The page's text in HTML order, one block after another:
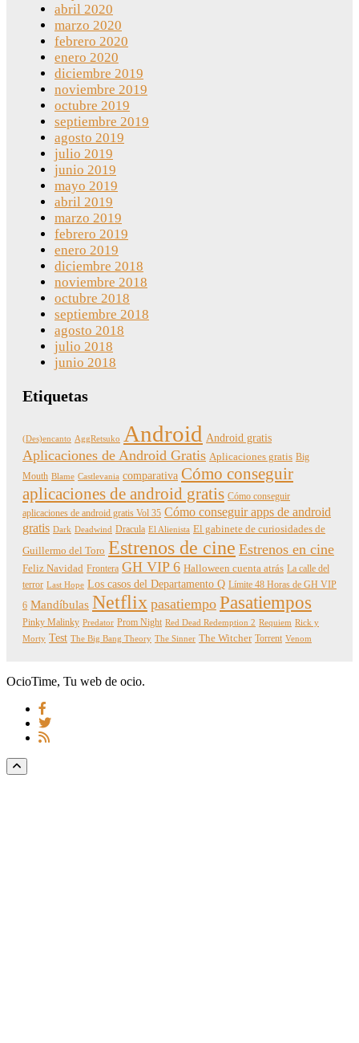
abril 2020
marzo 2020
febrero 2020
enero 2020
diciembre 2019
noviembre 2019
octubre 2019
septiembre 2019
agosto 2019
julio 2019
junio 2019
mayo 2019
abril 2019
marzo 2019
febrero 2019
enero 2019
diciembre 2018
noviembre 2018
octubre 2018
septiembre 2018
agosto 2018
julio 2018
junio 2018
Etiquetas
(Des)encanto AggRetsuko Android Android gratis
Aplicaciones de Android Gratis Aplicaciones gratis Big
Mouth Blame Castlevania comparativa Cómo conseguir
aplicaciones de android gratis Cómo conseguir
aplicaciones de android gratis Vol 35 Cómo conseguir apps de android
gratis Dark Deadwind Dracula El Alienista El gabinete de curiosidades de
Guillermo del Toro Estrenos de cine Estrenos en cine
Feliz Navidad Frontera GH VIP 6 Halloween cuenta atrás La calle del
terror Last Hope Los casos del Departamento Q Límite 48 Horas de GH VIP
6 Mandíbulas Netflix pasatiempo Pasatiempos
Pinky Malinky Predator Prom Night Red Dead Redemption 2 Requiem Rick y
Morty Test The Big Bang Theory The Sinner The Witcher Torrent Venom
OcioTime, Tu web de ocio.